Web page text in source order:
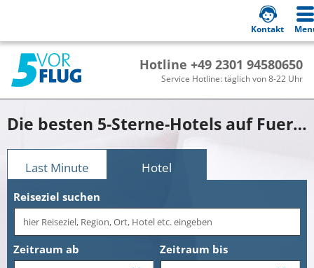
Hotline +49 2301 94580650
Service Hotline: täglich von 8-22 Uhr
Kontakt
Die besten 5-Sterne-Hotels auf Fuerteventura
Last Minute Hotel
Reiseziel suchen
Zeitraum ab Zeitraum bis